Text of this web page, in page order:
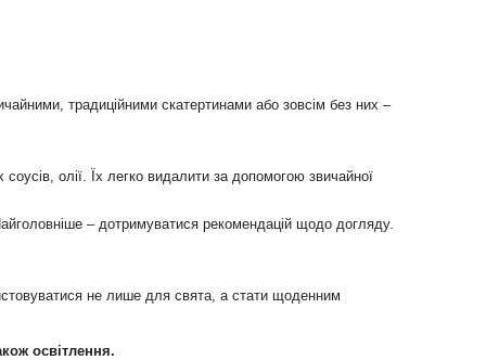
традиційними скатертинами або зовсім без них –
олії. Їх легко видалити за допомогою звичайної
– дотримуватися рекомендацій щодо догляду.
не лише для свята, а стати щоденним
освітлення.